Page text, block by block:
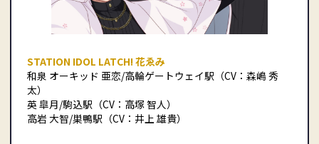
STATION IDOL LATCH! 花ゑみ
和泉 オーキッド 亜恋/高輪ゲートウェイ駅（CV：森嶋 秀
太）
英 皐月/駒込駅（CV：高塚 智人）
高岩 大智/巣鴨駅（CV：井上 雄貴）